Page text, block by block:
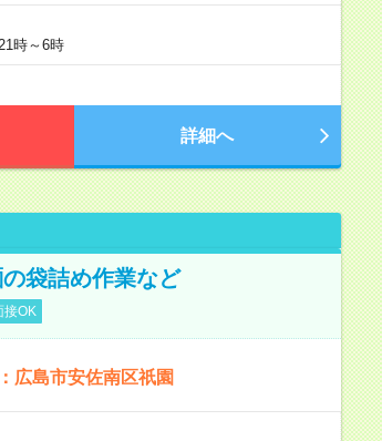
時～6時
詳細へ
袋詰め作業など
接OK
広島市安佐南区祇園